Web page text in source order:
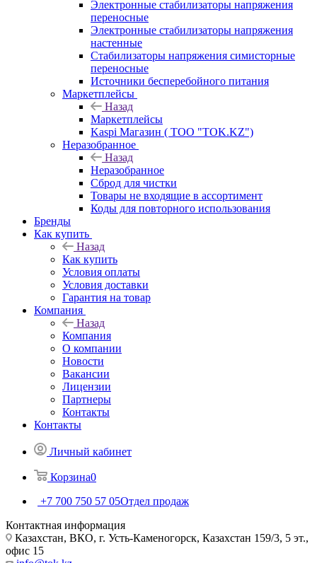
Электронные стабилизаторы напряжения
переносные
Электронные стабилизаторы напряжения
настенные
Стабилизаторы напряжения симисторные
переносные
Источники бесперебойного питания
Маркетплейсы
Назад
Маркетплейсы
Kaspi Магазин ( ТОО "TOK.KZ")
Неразобранное
Назад
Неразобранное
Сброд для чистки
Товары не входящие в ассортимент
Коды для повторного использования
Бренды
Как купить
Назад
Как купить
Условия оплаты
Условия доставки
Гарантия на товар
Компания
Назад
Компания
О компании
Новости
Вакансии
Лицензии
Партнеры
Контакты
Контакты
Личный кабинет
Корзина0
+7 700 750 57 05Отдел продаж
Контактная информация
Казахстан, ВКО, г. Усть-Каменогорск, Казахстан 159/3, 5 эт.,
офис 15